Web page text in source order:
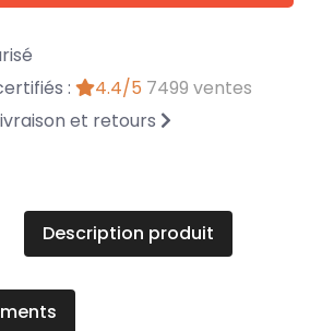
:
4.4/5 7499 ventes
et retours
Description produit